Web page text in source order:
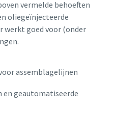
en efficiëntere
- alles wat u moet
vermelde behoeften
oliegeïnjecteerde
werkt goed voor (onder
assemblagelijnen
geautomatiseerde